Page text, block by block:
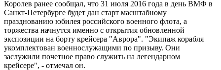
Королев ранее сообщал, что 31 июля 2016 года в день ВМФ в
Санкт-Петербурге будет дан старт масштабному
празднованию юбилея российского военного флота, а
торжества начнутся именно с открытия обновленной
экспозиции на борту крейсера "Аврора". "Экипаж корабля
укомплектован военнослужащими по призыву. Они
заслужили почетное право служить на легендарном
крейсере", - отмечал он.